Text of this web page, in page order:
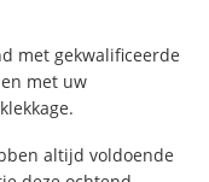
met gekwalificeerde
met uw
altijd voldoende